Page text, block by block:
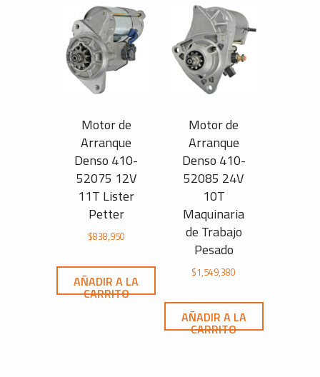
Motor de
Arranque
Denso 410-
52075 12V
11T Lister
Petter
$838,950
AÑADIR A LA
CARRITO
Motor de
Arranque
Denso 410-
52085 24V
10T
Maquinaria
de Trabajo
Pesado
$1,549,380
AÑADIR A LA
CARRITO